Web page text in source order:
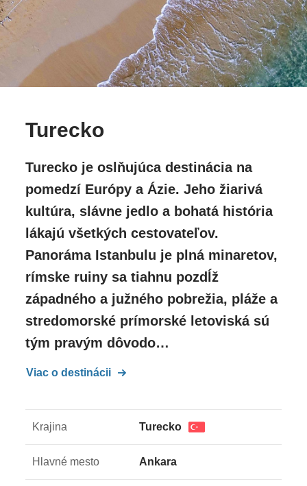
Turecko
Turecko je oslňujúca destinácia na
pomedzí Európy a Ázie. Jeho žiarivá
kultúra, slávne jedlo a bohatá história
lákajú všetkých cestovateľov.
Panoráma Istanbulu je plná minaretov,
rímske ruiny sa tiahnu pozdĺž
západného a južného pobrežia, pláže a
stredomorské prímorské letoviská sú
tým pravým dôvodo…
Viac o destinácii
Krajina Turecko
Hlavné mesto Ankara